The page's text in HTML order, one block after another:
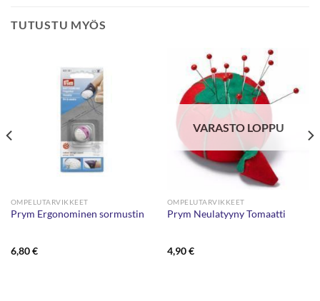
TUTUSTU MYÖS
OMPELUTARVIKKEET
Prym Ergonominen sormustin
6,80€
VARASTO LOPPU
OMPELUTARVIKKEET
Prym Neulatyyny Tomaatti
4,90€